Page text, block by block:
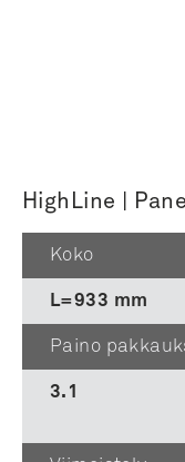
HighLine |
Koko
L=933 mm
Paino
3.1